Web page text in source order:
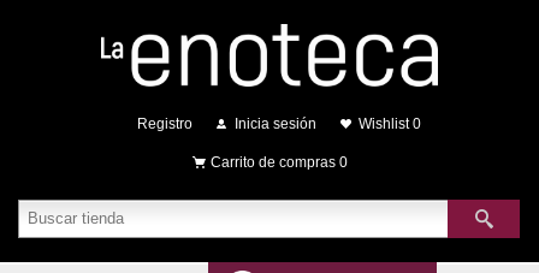
Registro Inicia sesión Wishlist 0
Carrito de compras 0